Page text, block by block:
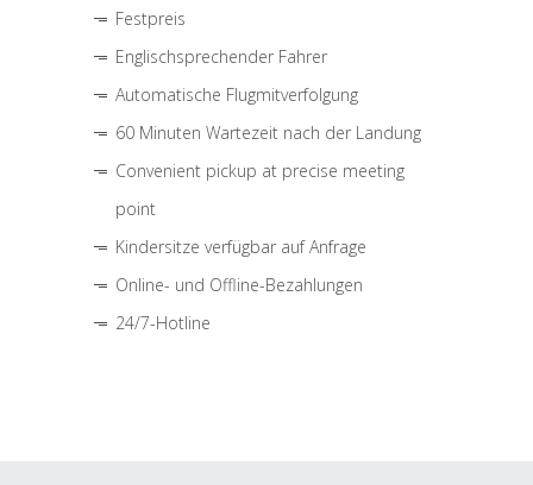
Festpreis
Englischsprechender Fahrer
Automatische Flugmitverfolgung
60 Minuten Wartezeit nach der Landung
Convenient pickup at precise meeting
point
Kindersitze verfügbar auf Anfrage
Online- und Offline-Bezahlungen
24/7-Hotline